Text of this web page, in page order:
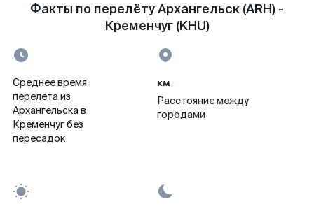
Факты по перелёту Архангельск (ARH) -
Кременчуг (KHU)
Среднее время
перелета из
Архангельска в
Кременчуг без
пересадок
км
Расстояние между
городами